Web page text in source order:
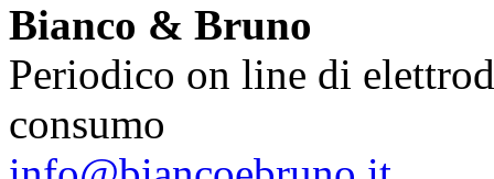
Bianco & Bruno
Periodico on line di
consumo